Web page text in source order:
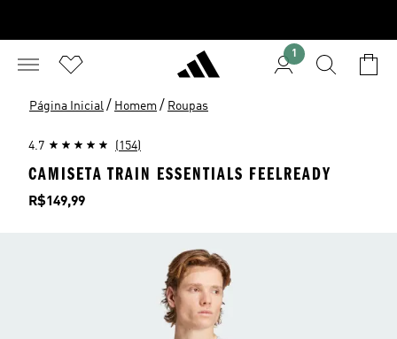
1
Página Inicial / Homem / Roupas
4.7 (154)
CAMISETA TRAIN ESSENTIALS FEELREADY
Preço
R$149,99